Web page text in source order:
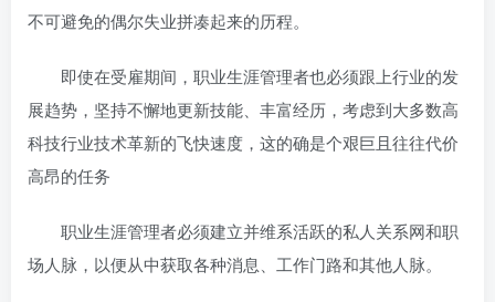
不可避免的偶尔失业拼凑起来的历程。
即使在受雇期间，职业生涯管理者也必须跟上行业的发
展趋势，坚持不懈地更新技能、丰富经历，考虑到大多数高
科技行业技术革新的飞快速度，这的确是个艰巨且往往代价
高昂的任务
职业生涯管理者必须建立并维系活跃的私人关系网和职
场人脉，以便从中获取各种消息、工作门路和其他人脉。